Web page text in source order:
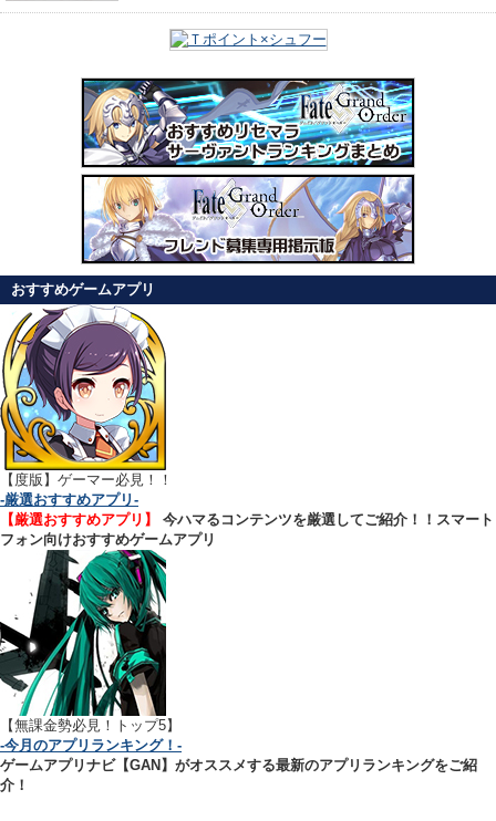
おすすめゲームアプリ
【 度版】ゲーマー必見！！
-厳選おすすめアプリ-
【厳選おすすめアプリ】
今ハマるコンテンツを厳選してご紹介！！スマート
フォン向けおすすめゲームアプリ
【無課金勢必見！トップ5】
-今月のアプリランキング！-
ゲームアプリナビ【GAN】がオススメする最新のアプリランキングをご紹
介！